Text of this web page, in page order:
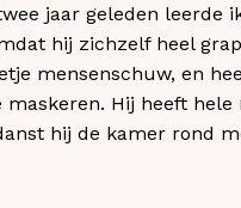
jaar geleden leerde
hij zichzelf heel
mensenschuw, en
maskeren. Hij heeft
hij de kamer rond